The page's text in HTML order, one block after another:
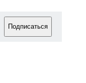
Подписаться
Экономика ИИ-
гигантов: сколько